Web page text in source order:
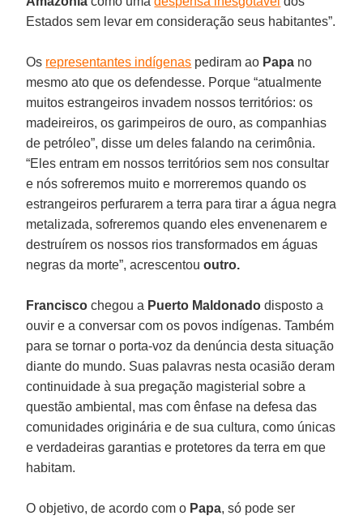
Estados sem levar em consideração seus habitantes”.
Os representantes indígenas pediram ao Papa no
mesmo ato que os defendesse. Porque “atualmente
muitos estrangeiros invadem nossos territórios: os
madeireiros, os garimpeiros de ouro, as companhias
de petróleo”, disse um deles falando na cerimônia.
“Eles entram em nossos territórios sem nos consultar
e nós sofreremos muito e morreremos quando os
estrangeiros perfurarem a terra para tirar a água negra
metalizada, sofreremos quando eles envenenarem e
destruírem os nossos rios transformados em águas
negras da morte”, acrescentououtro.
Francisco chegou a Puerto Maldonado disposto a
ouvir e a conversar com os povos indígenas. Também
para se tornar o porta-voz da denúncia desta situação
diante do mundo. Suas palavras nesta ocasião deram
continuidade à sua pregação magisterial sobre a
questão ambiental, mas com ênfase na defesa das
comunidades originária e de sua cultura, como únicas
e verdadeiras garantias e protetores da terra em que
habitam.
O objetivo, de acordo com o Papa, só pode ser